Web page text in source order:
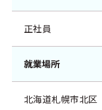
正社員
就業場所
北海道札幌市北区